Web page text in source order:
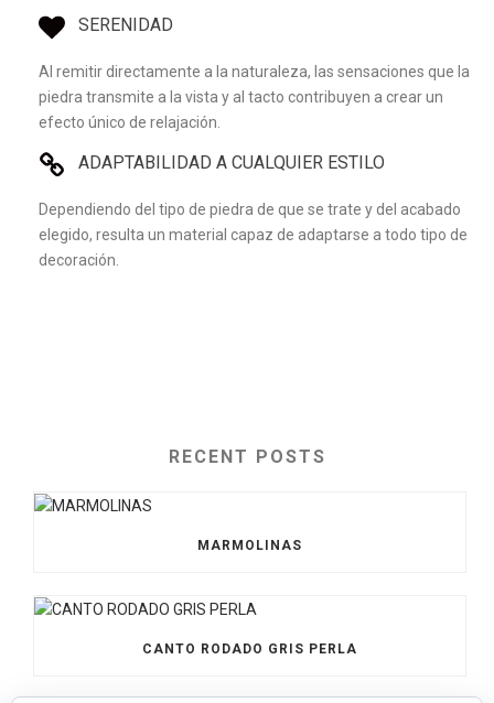
SERENIDAD
Al remitir directamente a la naturaleza, las sensaciones que la
piedra transmite a la vista y al tacto contribuyen a crear un
efecto único de relajación.
ADAPTABILIDAD A CUALQUIER ESTILO
Dependiendo del tipo de piedra de que se trate y del acabado
elegido, resulta un material capaz de adaptarse a todo tipo de
decoración.
RECENT POSTS
MARMOLINAS
CANTO RODADO GRIS PERLA